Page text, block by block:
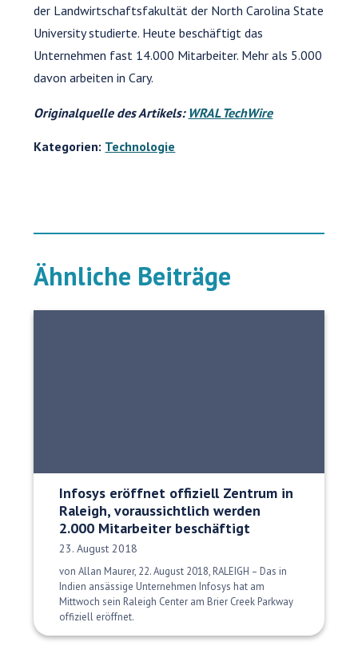
der Landwirtschaftsfakultät der North Carolina State
University studierte. Heute beschäftigt das
Unternehmen fast 14.000 Mitarbeiter. Mehr als 5.000
davon arbeiten in Cary.
Originalquelle des Artikels: WRAL TechWire
Kategorien: Technologie
Ähnliche Beiträge
Infosys eröffnet offiziell Zentrum in
Raleigh, voraussichtlich werden
2.000 Mitarbeiter beschäftigt
Veröffentlichungsdatum:
23. August 2018
von Allan Maurer, 22. August 2018, RALEIGH – Das in
Indien ansässige Unternehmen Infosys hat am
Mittwoch sein Raleigh Center am Brier Creek Parkway
offiziell eröffnet.